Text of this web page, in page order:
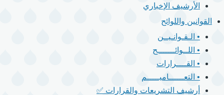
الأرشيف الإخباري
القوانين واللوائح
• الـقـوانـيــن
• اللــوائـــــــح
• القــــرارات
• التعــــــاميـــــم
أرشيف التشريعات والقرارات ✅